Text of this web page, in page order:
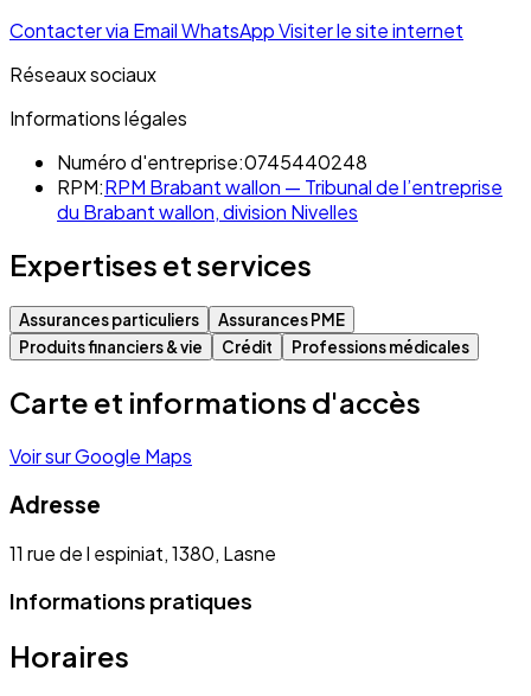
Contacter via EmailWhatsAppVisiter le site internet
Réseaux sociaux
Informations légales
Numéro d'entreprise:0745440248
RPM:RPM Brabant wallon — Tribunal de l’entreprise
du Brabant wallon, division Nivelles
Expertises et services
Assurances particuliers
Assurances PME
Produits financiers & vie
Crédit Professions médicales
Carte et informations d'accès
Voir sur Google Maps
Adresse
11 rue de l espiniat, 1380, Lasne
Informations pratiques
Horaires